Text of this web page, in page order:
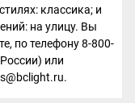
классика; и
на улицу. Вы
по телефону 8-800-
или